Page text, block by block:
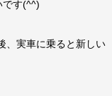
です(^^)
、実車に乗ると新しい